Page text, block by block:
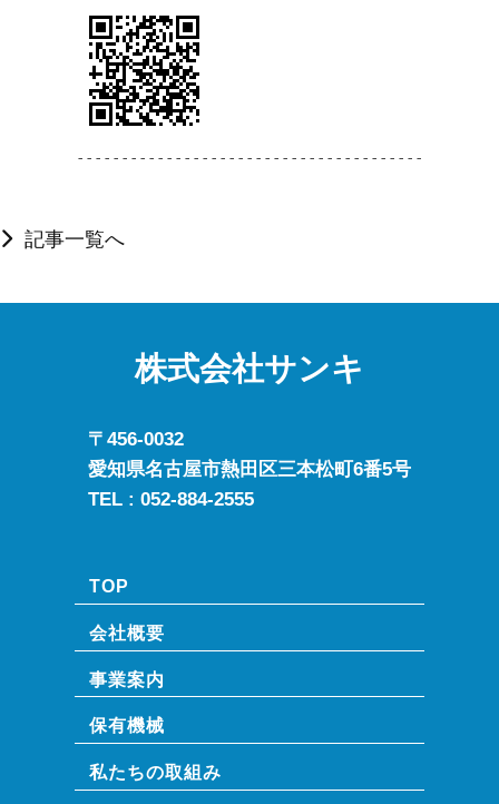
-------------------------------------------
記事一覧へ
株式会社サンキ
〒456-0032
愛知県名古屋市熱田区三本松町6番5号
TEL : 052-884-2555
TOP
会社概要
事業案内
保有機械
私たちの取組み